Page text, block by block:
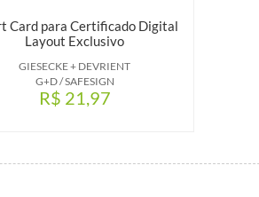
GIESECKE + DEVRIENT
G+D / SAFESIGN
Card para Certificado Digital
Layout Exclusivo
R$ 21,97